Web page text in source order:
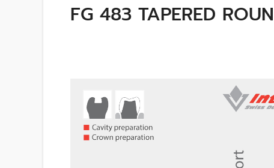
FG 483 TAPERED